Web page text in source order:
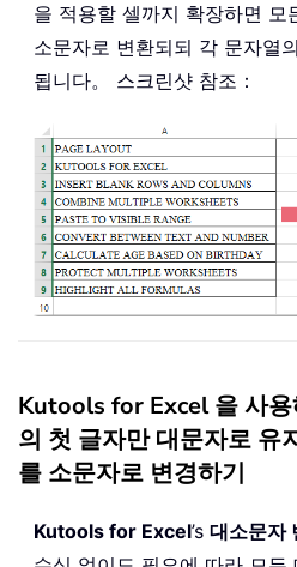
을 적용할 셀까지 확장하면 모
소문자로 변환되되 각 문자열
됩니다。 스크린샷 참조：
Kutools for Excel 을 사
의 첫 글자만 대문자로 유
를 소문자로 변경하기
Kutools for Excel’s 대소문자